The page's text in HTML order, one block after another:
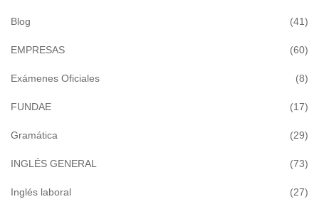
Blog (41)
EMPRESAS (60)
Exámenes Oficiales (8)
FUNDAE (17)
Gramática (29)
INGLÉS GENERAL (73)
Inglés laboral (27)